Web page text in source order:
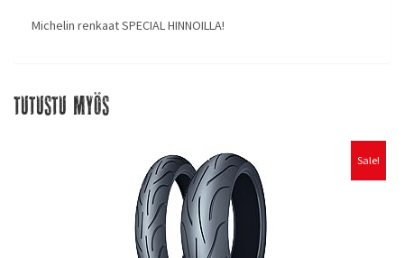
Michelin renkaat SPECIAL HINNOILLA!
Tutustu myös
Sale!